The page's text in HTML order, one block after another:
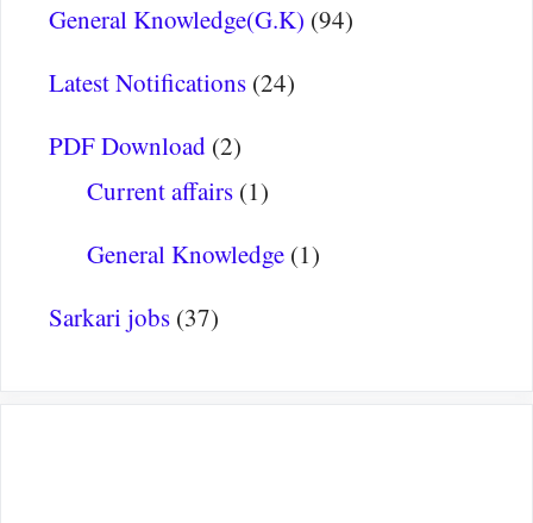
General Knowledge(G.K) (94)
Latest Notifications (24)
PDF Download (2)
Current affairs(1)
General Knowledge(1)
Sarkari jobs (37)